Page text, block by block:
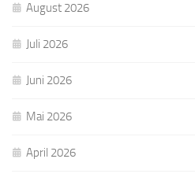
August 2026
Juli 2026
Juni 2026
Mai 2026
April 2026